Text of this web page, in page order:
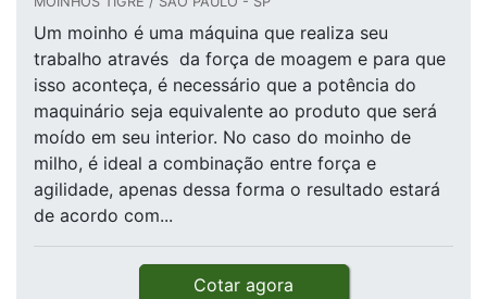
Um moinho é uma máquina que realiza seu
trabalho através da força de moagem e para que
isso aconteça, é necessário que a potência do
maquinário seja equivalente ao produto que será
moído em seu interior. No caso do moinho de
milho, é ideal a combinação entre força e
agilidade, apenas dessa forma o resultado estará
de acordo com...
Cotar agora